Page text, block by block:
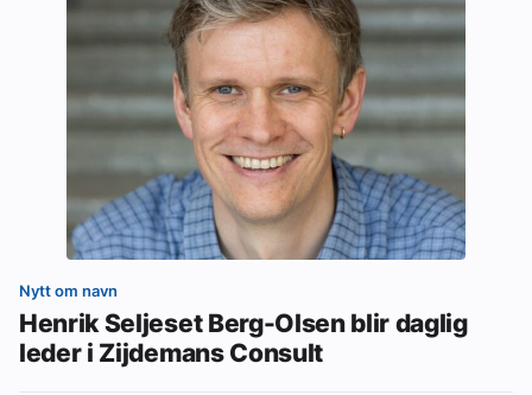
Nytt om navn
Henrik Seljeset Berg-Olsen blir daglig
leder i Zijdemans Consult